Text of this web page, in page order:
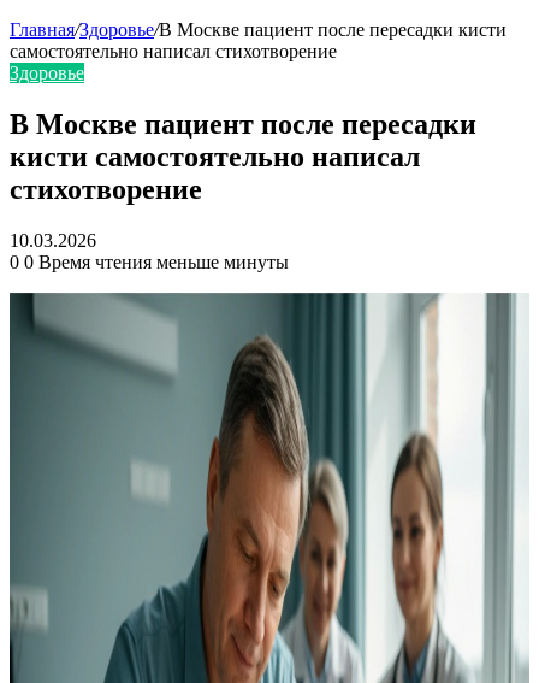
Главная/Здоровье/В Москве пациент после пересадки кисти
самостоятельно написал стихотворение
Здоровье
В Москве пациент после пересадки
кисти самостоятельно написал
стихотворение
10.03.2026
0 0 Время чтения меньше минуты